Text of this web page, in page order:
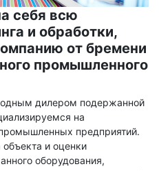
себя всю
и обработки,
от бремени
промышленного
дилером подержанной
на
предприятий.
и оценки
оборудования,